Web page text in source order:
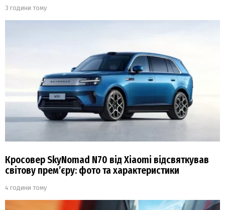
3 години тому
Кросовер SkyNomad N70 від Xiaomi відсвяткував
світову прем’єру: фото та характеристики
4 години тому